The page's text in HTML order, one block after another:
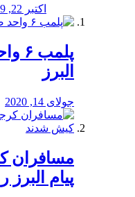
اکتبر 22, 2019
البرز
جولای 14, 2020
مسافران
پیام